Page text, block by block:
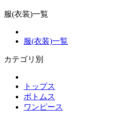
服(衣装)一覧
服(衣装)一覧
カテゴリ別
トップス
ボトムス
ワンピース